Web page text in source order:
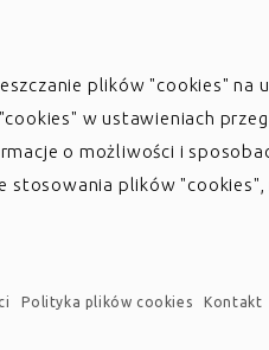
plików "cookies" na
w ustawieniach
o możliwości i
plików "cookies",
Polityka plików cookies Kontakt